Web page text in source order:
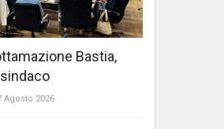
Bastia,
Agosto 2026